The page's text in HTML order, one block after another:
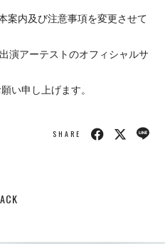
案内及び注意事項を変更させて
演アーテストのオフィシャルサ
い申し上げます。
SHARE